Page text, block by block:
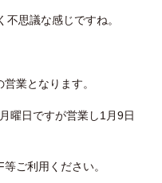
思議な感じですね。
業となります。
曜日ですが営業し1月9日
ご利用ください。